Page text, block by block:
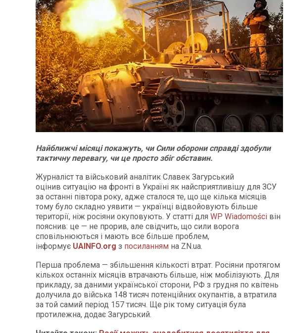
Найближчі місяці покажуть, чи Сили оборони справді здобули
тактичну перевагу, чи це просто збіг обставин.
Журналіст та військовий аналітик Славек Загурський
оцінив ситуацію на фронті в Україні як найсприятливішу для ЗСУ
за останні півтора року, адже сталося те, що ще кілька місяців
тому було складно уявити — українці відвойовують більше
території, ніж росіяни окуповують. У статті для WP Wiadomości він
пояснив: це — не прорив, але свідчить, що сили ворога
сповільнюються і мають все більше проблем,
інформує UAINFO.org з посиланням на ZN.ua.
Перша проблема — збільшення кількості втрат. Росіяни протягом
кількох останніх місяців втрачають більше, ніж мобілізують. Для
прикладу, за даними української сторони, РФ з грудня по квітень
долучила до війська 148 тисяч потенційних окупантів, а втратила
за той самий період 157 тисяч. Ще рік тому ситуація була
протилежна, додає Загурський.